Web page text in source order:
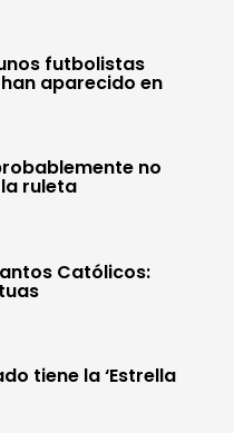
futbolistas
aparecido en
no
ruleta
Católicos:
tiene la ‘Estrella